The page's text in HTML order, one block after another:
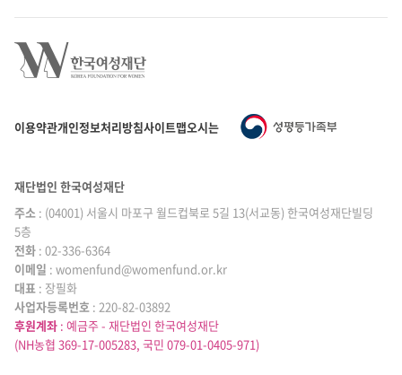
이용약관개인정보처리방침사이트맵오시는 길
SNS 바로가기
재단법인 한국여성재단
주소 : (04001) 서울시 마포구 월드컵북로 5길 13(서교동) 한국여성재단빌딩
5층
전화 : 02-336-6364
|
이메일 : womenfund@womenfund.or.kr
|
대표 : 장필화
|
사업자등록번호 : 220-82-03892
후원계좌 : 예금주 - 재단법인 한국여성재단
(NH농협 369-17-005283, 국민 079-01-0405-971)